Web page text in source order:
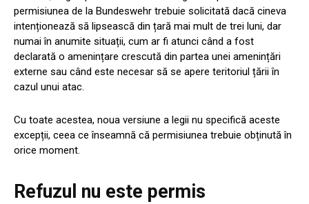
permisiunea de la Bundeswehr trebuie solicitată dacă cineva
intenționează să lipsească din țară mai mult de trei luni, dar
numai în anumite situații, cum ar fi atunci când a fost
declarată o amenințare crescută din partea unei amenințări
externe sau când este necesar să se apere teritoriul țării în
cazul unui atac.
Cu toate acestea, noua versiune a legii nu specifică aceste
excepții, ceea ce înseamnă că permisiunea trebuie obținută în
orice moment.
Refuzul nu este permis